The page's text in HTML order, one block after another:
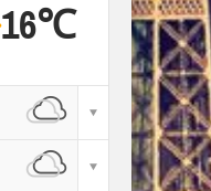
16℃